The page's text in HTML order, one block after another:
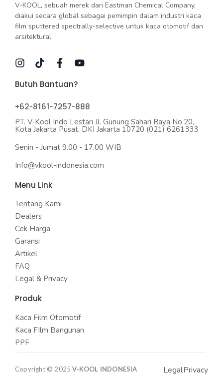
V-KOOL, sebuah merek dari Eastman Chemical Company,
diakui secara global sebagai pemimpin dalam industri kaca
film sputtered spectrally-selective untuk kaca otomotif dan
arsitektural.
Butuh Bantuan?
+62-8161-7257-888
PT. V-Kool Indo Lestari Jl. Gunung Sahari Raya No.20,
Kota Jakarta Pusat, DKI Jakarta 10720 (021) 6261333
Senin - Jumat 9.00 - 17.00 WIB
Info@vkool-indonesia.com
Menu Link
Tentang Kami
Dealers
Cek Harga
Garansi
Artikel
FAQ
Legal & Privacy
Produk
Kaca Film Otomotif
Kaca FIlm Bangunan
PPF
Copyright © 2025 V-KOOL INDONESIA LegalPrivacy